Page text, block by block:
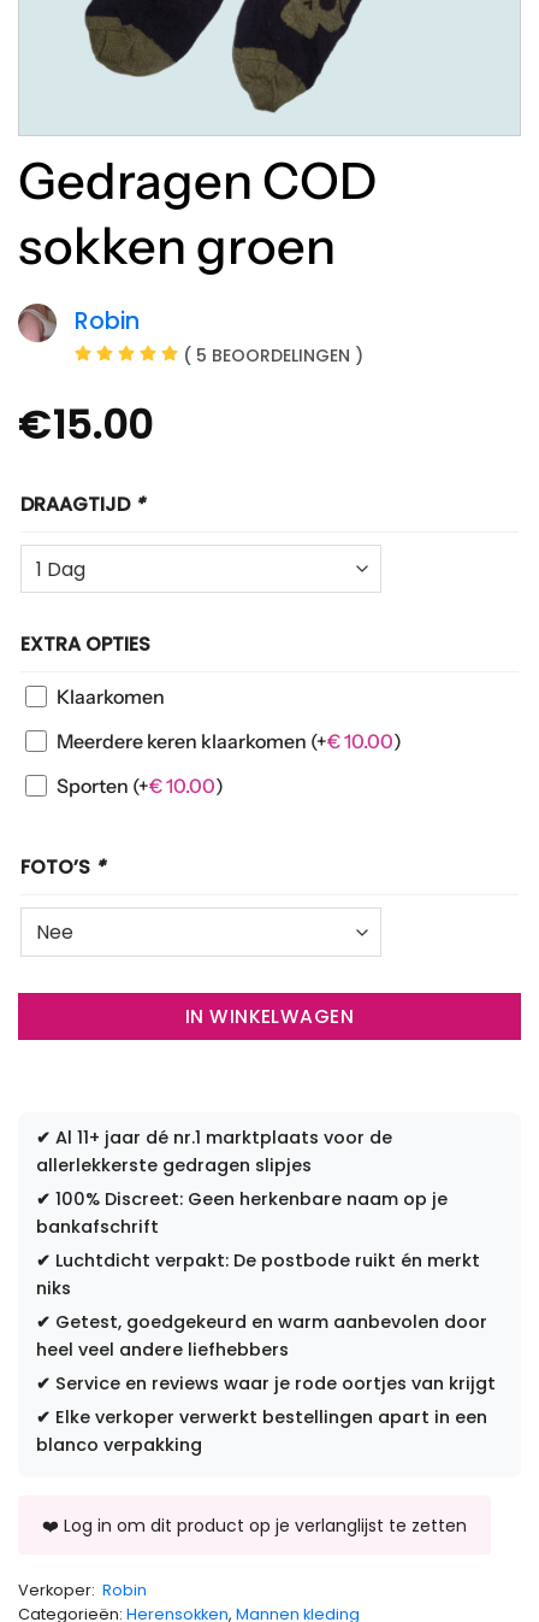
Gedragen COD
sokken groen
Robin
( 5 BEOORDELINGEN )
€15.00
DRAAGTIJD *
EXTRA OPTIES
Klaarkomen
Meerdere keren klaarkomen (+€10.00)
Sporten (+€10.00)
FOTO’S *
IN WINKELWAGEN
✔ Al 11+ jaar dé nr.1 marktplaats voor de
allerlekkerste gedragen slipjes
✔ 100% Discreet: Geen herkenbare naam op je
bankafschrift
✔ Luchtdicht verpakt: De postbode ruikt én merkt
niks
✔ Getest, goedgekeurd en warm aanbevolen door
heel veel andere liefhebbers
✔ Service en reviews waar je rode oortjes van krijgt
✔ Elke verkoper verwerkt bestellingen apart in een
blanco verpakking
Verkoper: Robin
Categorieën: Herensokken, Mannen kleding